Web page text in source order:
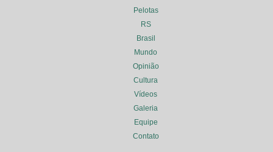
Pelotas
RS
Brasil
Mundo
Opinião
Cultura
Vídeos
Galeria
Equipe
Contato